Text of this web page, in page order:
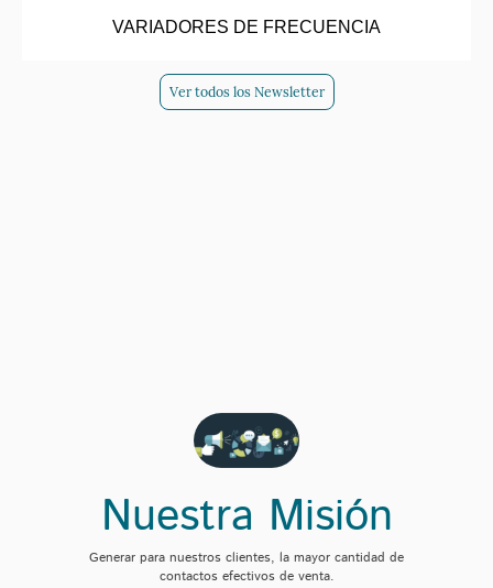
VARIADORES DE FRECUENCIA
Ver todos los Newsletter
Nuestra Misión
Generar para nuestros clientes, la mayor cantidad de
contactos efectivos de venta.